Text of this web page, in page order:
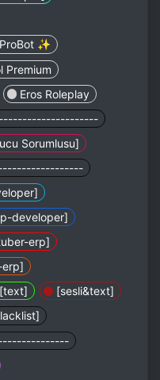
ProBot ✨
Premium
Eros Roleplay
Sorumlusu]
developer]
erp]
[text]
[sesli&text]